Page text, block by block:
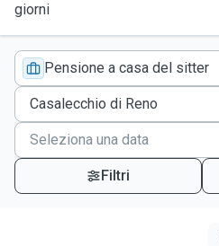
giorni
Pensione a casa del sitter
Filtri